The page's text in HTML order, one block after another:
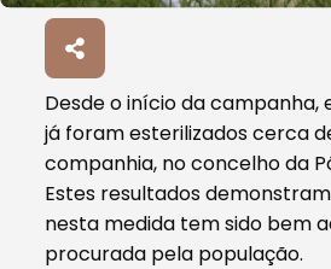
Desde o início da campanha,
já foram esterilizados cerca
companhia, no concelho da
Estes resultados
nesta medida tem sido bem
procurada pela população.